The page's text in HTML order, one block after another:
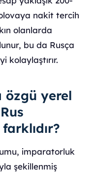
nakit tercih
olanlarda
bu da Rusça
kolaylaştırır.
özgü yerel
imparatorluk
şekillenmiş